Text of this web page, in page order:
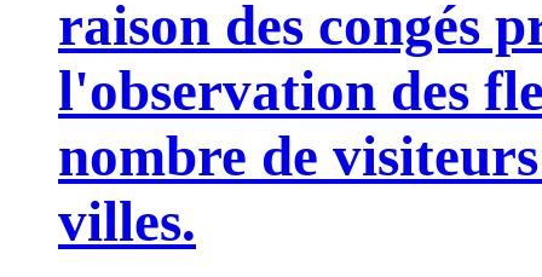
raison des congés
l'observation des
nombre de
villes.